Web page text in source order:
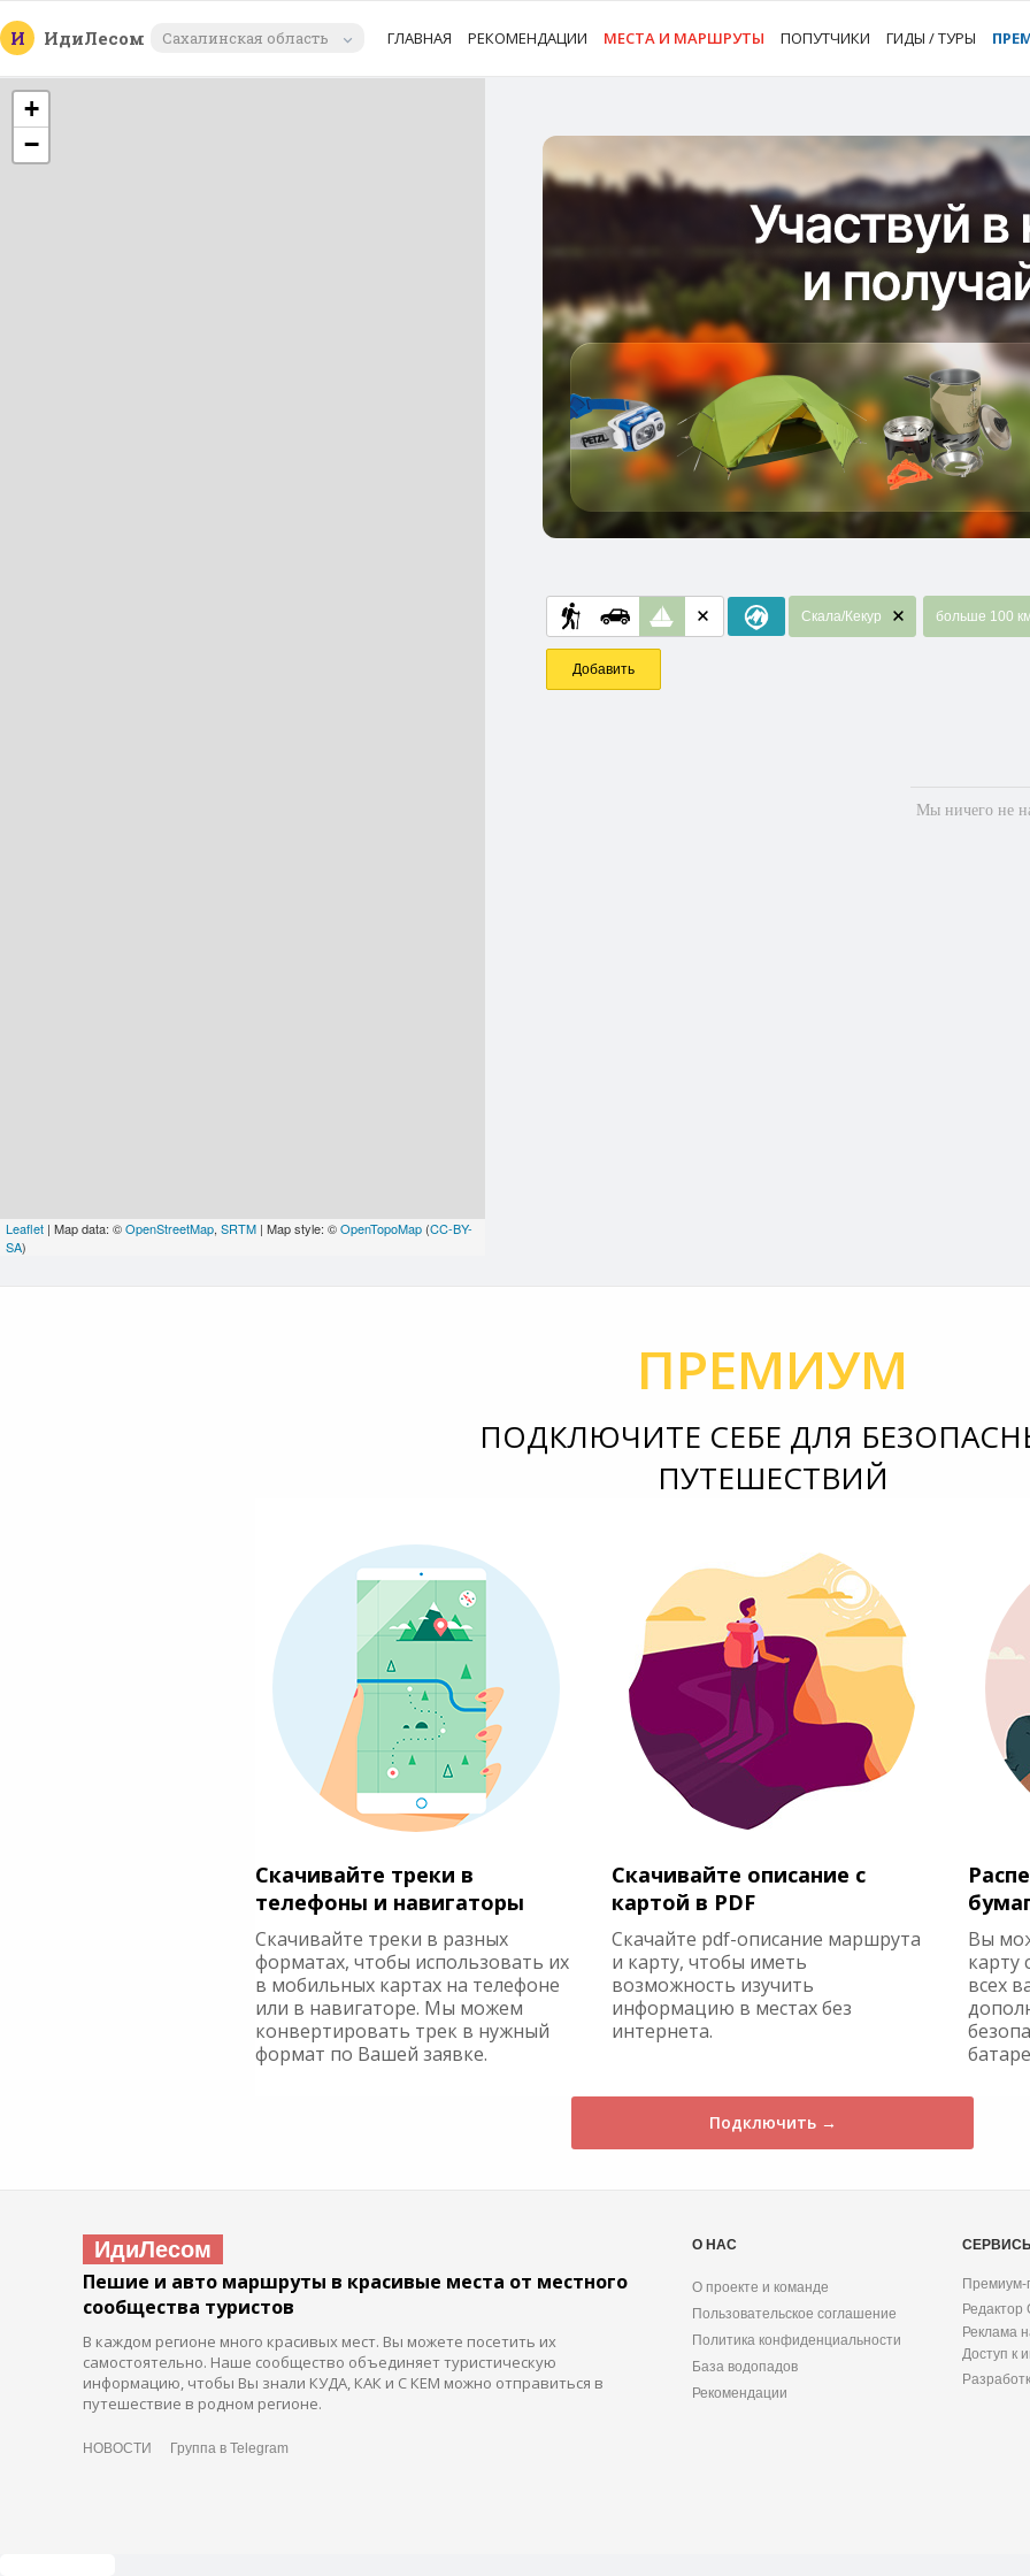
И ИдиЛесом Сахалинская область ГЛАВНАЯ РЕКОМЕНДАЦИИ МЕСТА И МАРШРУТЫ ПОПУТЧИКИ ГИДЫ / ТУРЫ
+
−
Leaflet | Map data: ©OpenStreetMap, SRTM | Map style: ©OpenTopoMap (CC-BY-
SA)
Скала/Кекур больше 100
Добавить
Мы ничего не
ПРЕМИУМ
ПОДКЛЮЧИТЕ СЕБЕ ДЛЯ
ПУТЕШЕСТВИЙ
Скачивайте треки в
телефоны и навигаторы
Скачивайте треки в разных
форматах, чтобы использовать их
в мобильных картах на телефоне
или в навигаторе. Мы можем
конвертировать трек в нужный
формат по Вашей заявке.
Скачивайте описание с
картой в PDF
Скачайте pdf-описание маршрута
и карту, чтобы иметь
возможность изучить
информацию в местах без
интернета.
Вы
карту
всех
Подключить →
ИдиЛесом
Пешие и авто маршруты в красивые места от местного
сообщества туристов
В каждом регионе много красивых мест. Вы можете посетить их
самостоятельно. Наше сообщество объединяет туристическую
информацию, чтобы Вы знали КУДА, КАК и С КЕМ можно отправиться в
путешествие в родном регионе.
НОВОСТИ Группа в Telegram
О НАС
О проекте и команде
Пользовательское соглашение
Политика конфиденциальности
База водопадов
Рекомендации
Премиум-
Редактор
Реклама
Доступ к